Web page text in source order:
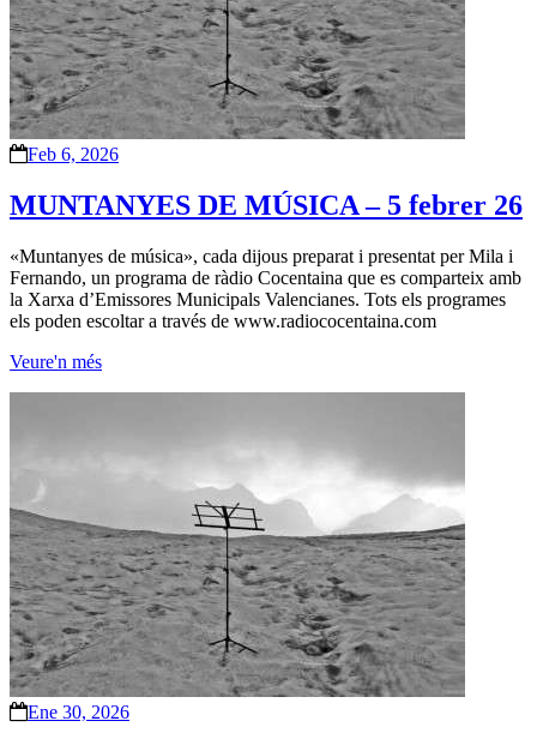
Feb 6, 2026
MUNTANYES DE MÚSICA – 5 febrer 26
«Muntanyes de música», cada dijous preparat i presentat per Mila i
Fernando, un programa de ràdio Cocentaina que es comparteix amb
la Xarxa d’Emissores Municipals Valencianes. Tots els programes
els poden escoltar a través de www.radiococentaina.com
Veure'n més
Ene 30, 2026